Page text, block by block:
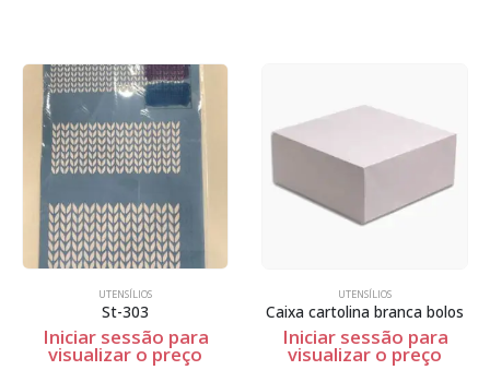
UTENSÍLIOS
St-303
Iniciar sessão para
visualizar o preço
UTENSÍLIOS
Caixa cartolina branca bolos
Iniciar sessão para
visualizar o preço